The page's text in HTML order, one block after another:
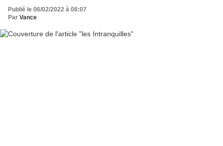
Publié le 06/02/2022 à 08:07
Par Vance